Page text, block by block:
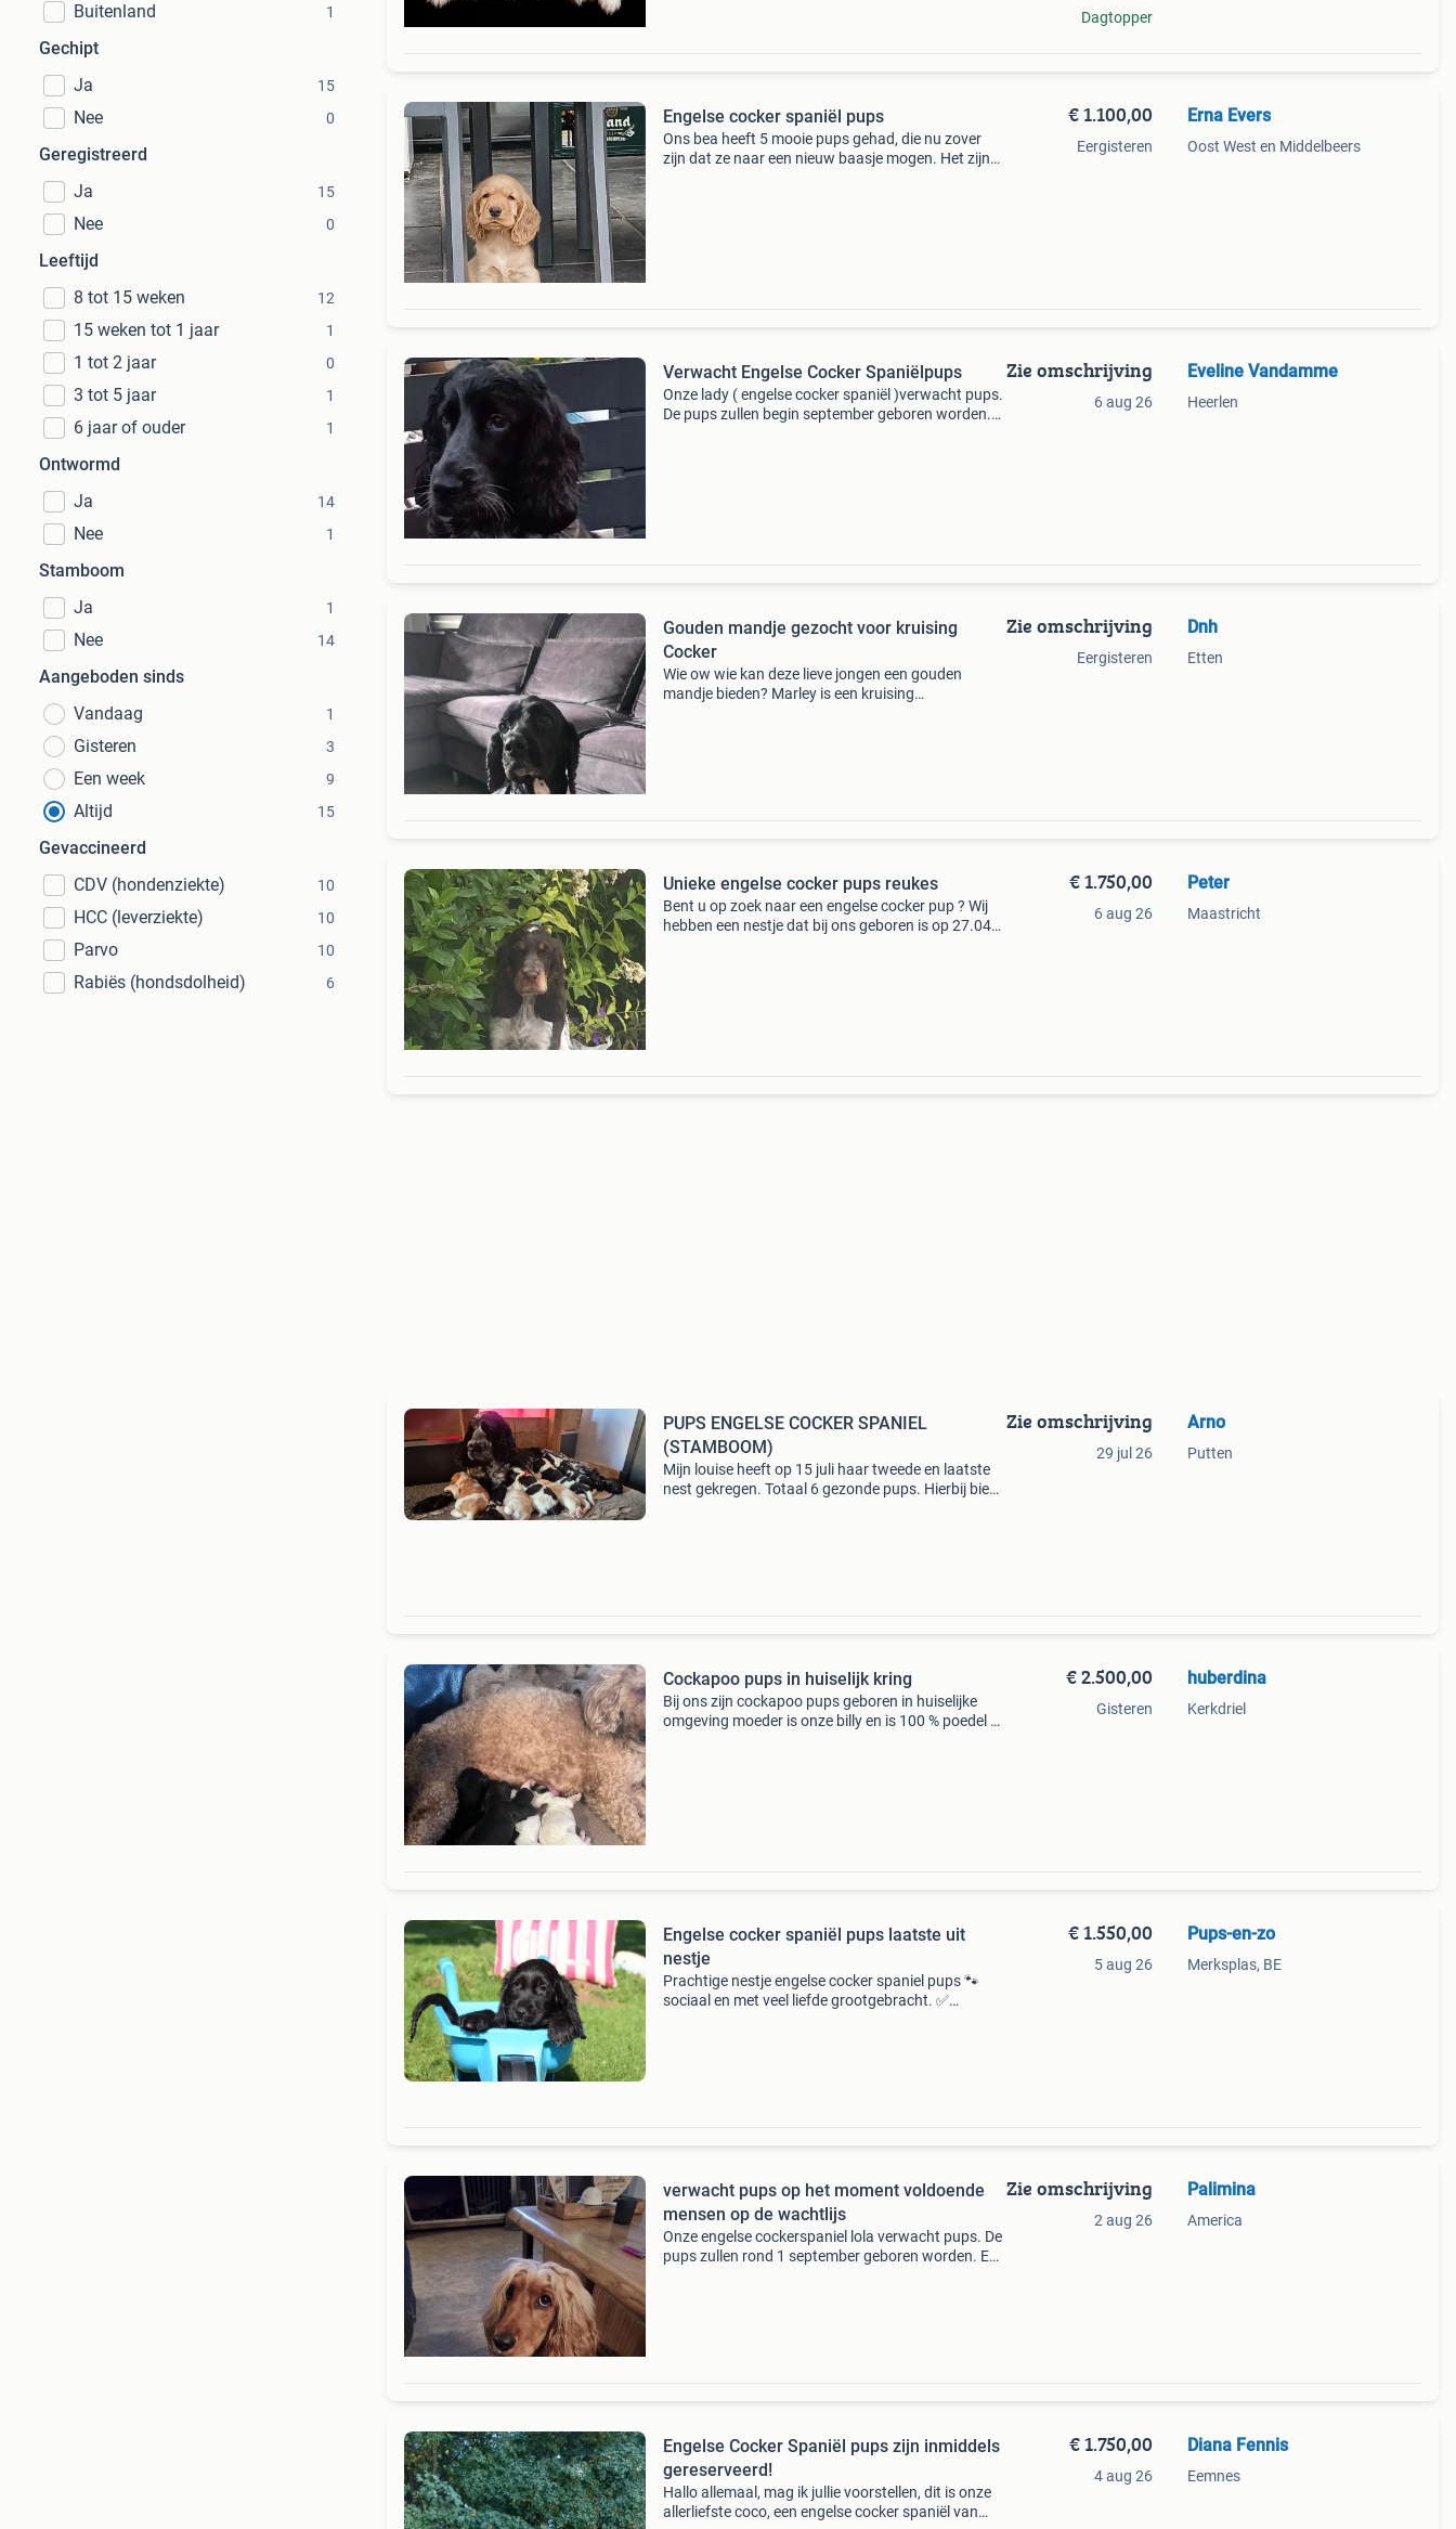
Buitenland 1
Gechipt
Ja
15
Nee 0
Geregistreerd
Ja
15
Nee 0
Leeftijd
8 tot 15 weken
12
15 weken tot 1 jaar 1
1 tot 2 jaar 0
3 tot 5 jaar 1
6 jaar of ouder 1
Ontwormd
Ja
14
Nee 1
Stamboom
Ja
1
Nee 14
Aangeboden sinds
Vandaag
1
Gisteren 3
Een week 9
Altijd 15
Gevaccineerd
CDV (hondenziekte)
10
HCC (leverziekte) 10
Parvo 10
Rabiës (hondsdolheid) 6
Dagtopper
Engelse cocker spaniël pups
Ons bea heeft 5 mooie pups gehad, die nu zover
zijn dat ze naar een nieuw baasje mogen. Het zijn
€ 1.100,00
Eergisteren
Erna Evers
Oost West en Middelbeers
Verwacht Engelse Cocker Spaniëlpups
Onze lady ( engelse cocker spaniël )verwacht pups.
De pups zullen begin september geboren worden.
Zie omschrijving
6 aug 26
Eveline Vandamme
Heerlen
Gouden mandje gezocht voor kruising
Cocker
Wie ow wie kan deze lieve jongen een gouden
mandje bieden? Marley is een kruising
Zie omschrijving
Eergisteren
Dnh
Etten
Unieke engelse cocker pups reukes
Bent u op zoek naar een engelse cocker pup ? Wij
hebben een nestje dat bij ons geboren is op 27.04
€ 1.750,00
6 aug 26
Peter
Maastricht
PUPS ENGELSE COCKER SPANIEL
(STAMBOOM)
Mijn louise heeft op 15 juli haar tweede en laatste
nest gekregen. Totaal 6 gezonde pups. Hierbij bied
Zie omschrijving
29 jul 26
Arno
Putten
Cockapoo pups in huiselijk kring
Bij ons zijn cockapoo pups geboren in huiselijke
omgeving moeder is onze billy en is 100 % poedel en
€ 2.500,00
Gisteren
huberdina
Kerkdriel
Engelse cocker spaniël pups laatste uit
nestje
Prachtige nestje engelse cocker spaniel pups 🐾
sociaal en met veel liefde grootgebracht. ✅
€ 1.550,00
5 aug 26
Pups-en-zo
Merksplas, BE
verwacht pups op het moment voldoende
mensen op de wachtlijs
Onze engelse cockerspaniel lola verwacht pups. De
pups zullen rond 1 september geboren worden. En
Zie omschrijving
2 aug 26
Palimina
America
Engelse Cocker Spaniël pups zijn inmiddels
gereserveerd!
Hallo allemaal, mag ik jullie voorstellen, dit is onze
allerliefste coco, een engelse cocker spaniël van
€ 1.750,00
4 aug 26
Diana Fennis
Eemnes